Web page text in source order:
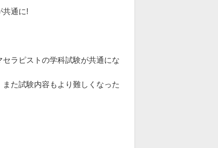
共通に!
ラピストの学科試験が共通にな
た試験内容もより難しくなった